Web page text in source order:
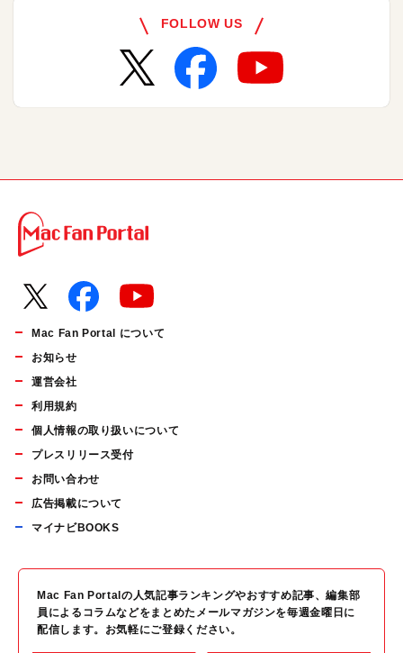
FOLLOW US
Mac Fan Portal について
お知らせ
運営会社
利用規約
個人情報の取り扱いについて
プレスリリース受付
お問い合わせ
広告掲載について
マイナビBOOKS
Mac Fan Portalの人気記事ランキングやおすすめ記事、編集部
員によるコラムなどをまとめたメールマガジンを毎週金曜日に
配信します。お気軽にご登録ください。